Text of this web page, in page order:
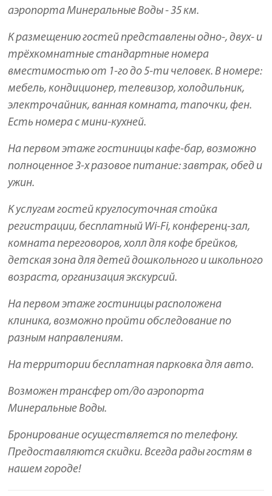
аэропорта Минеральные Воды - 35 км.
К размещению гостей представлены одно-, двух- и
трёхкомнатные стандартные номера
вместимостью от 1-го до 5-ти человек. В номере:
мебель, кондиционер, телевизор, холодильник,
электрочайник, ванная комната, тапочки, фен.
Есть номера с мини-кухней.
На первом этаже гостиницы кафе-бар, возможно
полноценное 3-х разовое питание: завтрак, обед и
ужин.
К услугам гостей круглосуточная стойка
регистрации, бесплатный Wi-Fi, конференц-зал,
комната переговоров, холл для кофе брейков,
детская зона для детей дошкольного и школьного
возраста, организация экскурсий.
На первом этаже гостиницы расположена
клиника, возможно пройти обследование по
разным направлениям.
На территории бесплатная парковка для авто.
Возможен трансфер от/до аэропорта
Минеральные Воды.
Бронирование осуществляется по телефону.
Предоставляются скидки. Всегда рады гостям в
нашем городе!